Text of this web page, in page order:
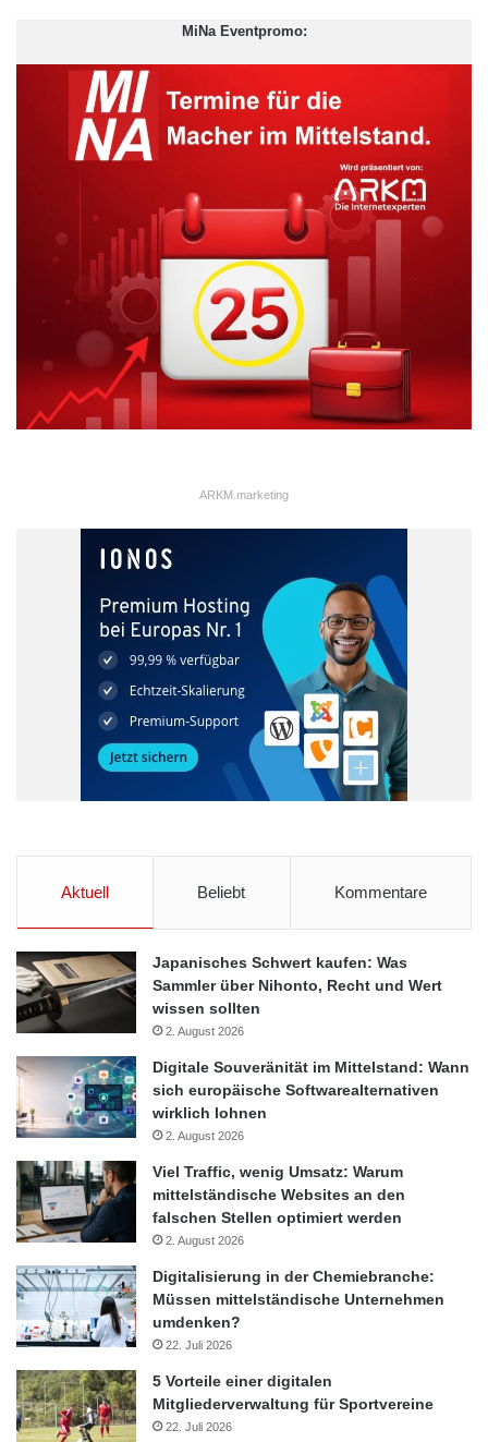
Quellenangabe: „obs/Ford-Werke GmbH/Ralf Bauer“
Ab sofort ist die Online-Buchungsplattform www.ford-
carsharing.de live geschaltet. Registrierte „Ford Carsharing“-
Kunden erhalten über die Buchungsseite im Internet Zugriff auf
ein bundesweites Angebot von Fahrzeugen. Dies setzt sich
derzeit aus dem Angebot der ersten FordHändler und dem von
Flinkster, dem Carsharing-Angebot der Deutschen Bahn,
zusammen. Das internetbasierte Buchungssystem für Ford
wurde von der DB Rent, einem der Kooperationspartner von
„Ford Carsharing“, geplant und entwickelt. Gleiches gilt für die in
Kürze verfügbaren iOS- und Android-basierten Buchungs-Apps
für Smartphones und Tablets.
Fahrzeugen in der unmittelbaren Umgebung, die Ausstattung
des gewünschten Fahrzeugs, den Fahrzeugstandort und die
anfallenden Kosten für den Nutzer an. Das Buchungssystem
verweist, wenn gewünscht, auchauf die nächstgelegenen,
verfügbaren Fahrzeuge von Flinkster.
Die Buchung eines Fahrzeugs ist auch jederzeit über den „Ford
Carsharing“-Kundenservice möglich, der unter der
Festnetznummer 0345-27 98 49 50 rund um die Uhr erreichbar
Voraussetzung für die Buchung und Abrechnung von
und der Erwerb der Kundenkarte. Die Registrierung für das
„FordCarsharing“ kann über die die Buchungsplattform im
Registrierung final abzuschließen. Hierbei erhält er dann auch
seine Vertragsunterlagen, die Kundenkarte und sein
persönliches Passwort. Die einmalige Anmeldegebühr für das
Carsharing-Angebot von Ford beträgt 49 Euro (unverbindliche
Preisempfehlung).Um die Registrierung final abzuschließen,
authentifiziert
Wolfgang Kopplin, Vertriebsdirektor der Ford-Werke GmbH,
zum Start von „Ford Carsharing“: „Nach intensiver Vorbereitung
und einer vorgelagerten Testphase freuen sich die beteiligten
Partner über die Geburt des innovativen Carsharing-Angebots.
Ford und die angeschlossenen Ford Partner fühlen sich den
Kunden in Sachen modernster Mobilität verpflichtet und stehen
dieser neuen Plattform der Kundenbindung äußerst positiv
gegenüber.“
Ford-Werke GmbH
MiNa Eventpromo:
ARKM.marketing
Aktuell Beliebt Kommentare
Japanisches Schwert kaufen: Was
Sammler über Nihonto, Recht und Wert
wissen sollten
2. August 2026
Digitale Souveränität im Mittelstand: Wann
sich europäische Softwarealternativen
wirklich lohnen
2. August 2026
Viel Traffic, wenig Umsatz: Warum
mittelständische Websites an den
falschen Stellen optimiert werden
2. August 2026
Digitalisierung in der Chemiebranche:
Müssen mittelständische Unternehmen
umdenken?
22. Juli 2026
5 Vorteile einer digitalen
Mitgliederverwaltung für Sportvereine
22. Juli 2026